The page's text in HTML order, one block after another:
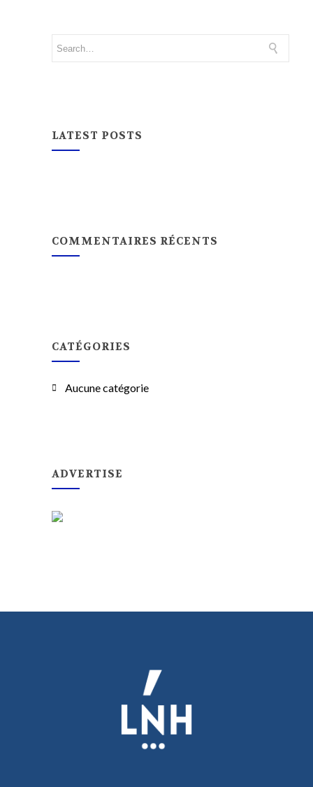
LATEST POSTS
COMMENTAIRES RÉCENTS
CATÉGORIES
Aucune catégorie
ADVERTISE